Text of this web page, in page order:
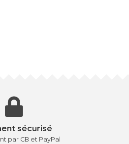
sécurisé
par CB et PayPal